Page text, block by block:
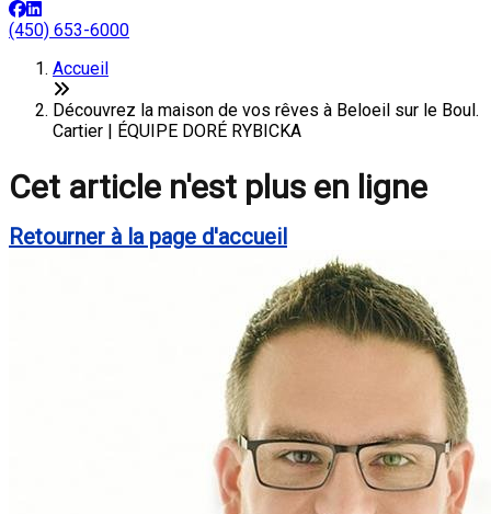
(450) 653-6000
Accueil
Découvrez la maison de vos rêves à Beloeil sur le Boul.
Cartier | ÉQUIPE DORÉ RYBICKA
Cet article n'est plus en ligne
Retourner à la page d'accueil